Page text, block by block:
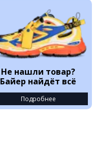
Не нашли товар?
Байер найдёт всё
Подробнее